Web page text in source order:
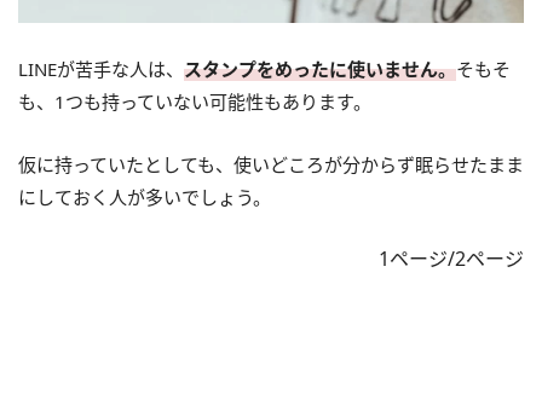
LINEが苦手な人は、 スタンプをめったに使いません。そもそ
も、1つも持っていない可能性もあります。
仮に持っていたとしても、使いどころが分からず眠らせたまま
にしておく人が多いでしょう。
1ページ/2ページ